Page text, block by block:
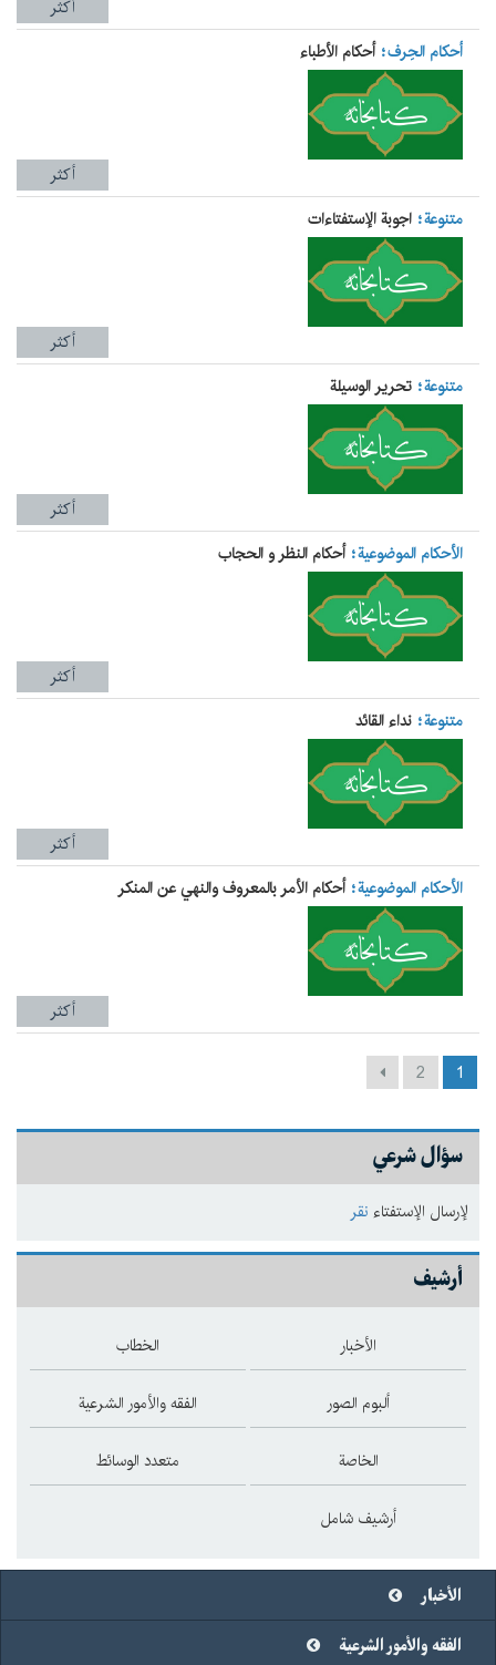
أكثر
أحكام الحِرف أحکام الأطباء
أكثر
متنوعة اجوبة الإستفتاءات
أكثر
متنوعة تحرير الوسيلة
أكثر
الأحكام الموضوعية أحکام النظر و الحجاب
أكثر
متنوعة نداء القائد
أكثر
الأحكام الموضوعية أحکام الأمر بالمعروف والنهي عن المنكر
أكثر
1
2
سؤال شرعي
لإرسال الإستفتاء نقر
أرشيف
الأخبار الخطاب
ألبوم الصور الفقه والأمور الشرعية
الخاصة متعدد الوسائط
أرشيف شامل
الأخبار
الفقه والأمور الشرعية